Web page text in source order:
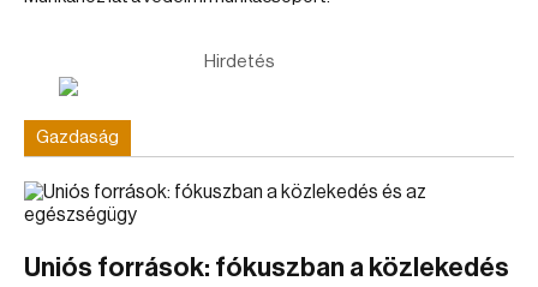
Hirdetés
Gazdaság
Uniós források: fókuszban a közlekedés